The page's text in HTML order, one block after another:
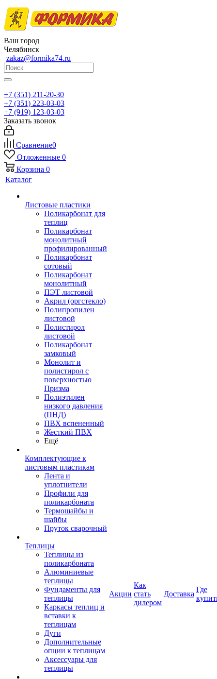
Ваш город
Челябинск
zakaz@formika74.ru
+7 (351) 211-20-30
+7 (351) 223-03-03
+7 (919) 123-03-03
Заказать звонок
Сравнение0
Отложенные 0
Корзина 0
Каталог
Листовые пластики
Поликарбонат для
теплиц
Поликарбонат
монолитный
профилированный
Поликарбонат
сотовый
Поликарбонат
монолитный
ПЭТ листовой
Акрил (оргстекло)
Полипропилен
листовой
Полистирол
листовой
Поликарбонат
замковый
Монолит и
полистирол с
поверхностью
Призма
Полиэтилен
низкого давления
(ПНД)
ПВХ вспененный
Жесткий ПВХ
Ещё
Комплектующие к
листовым пластикам
Лента и
уплотнители
Профили для
поликарбоната
Термошайбы и
шайбы
Пруток сварочный
Теплицы
Теплицы из
поликарбоната
Алюминиевые
теплицы
Фундаменты для
теплицы
Каркасы теплиц и
вставки к
теплицам
Дуги
Дополнительные
опции к теплицам
Аксессуары для
теплицы
Акции
Как
стать
дилером
Доставка
Где